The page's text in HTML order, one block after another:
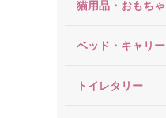
猫用品・おもちゃ
ベッド・キャリー
トイレタリー